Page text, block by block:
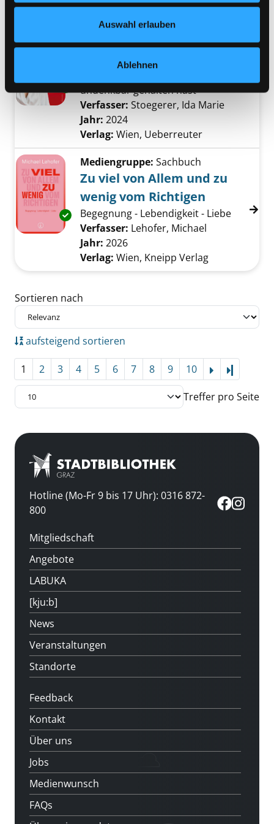
Auswahl erlauben
Ablehnen
Exemplar-Details von Der Schatz der Frauen
Mediengruppe:Sachbuch
Der Schatz der Frauen
undenkbar gehalten hast
Verfasser: Stoegerer, Ida Marie
Jahr: 2024
Verlag: Wien, Ueberreuter
Exemplar-Details von Zu viel von Allem und
Mediengruppe: Sachbuch
Zu viel von Allem und zu
wenig vom Richtigen
Begegnung - Lebendigkeit - Liebe
Verfasser: Lehofer, Michael
Jahr: 2026
Verlag: Wien, Kneipp Verlag
Zu den Suchfiltern springen
Sortieren nach
aufsteigend sortieren
1 2 3 4 5 6 7 8 9 10
Treffer pro Seite
Hotline (Mo-Fr 9 bis 17 Uhr): 0316 872-
800
Mitgliedschaft
Angebote
LABUKA
[kju:b]
News
Veranstaltungen
Standorte
Feedback
Kontakt
Über uns
Jobs
Medienwunsch
FAQs